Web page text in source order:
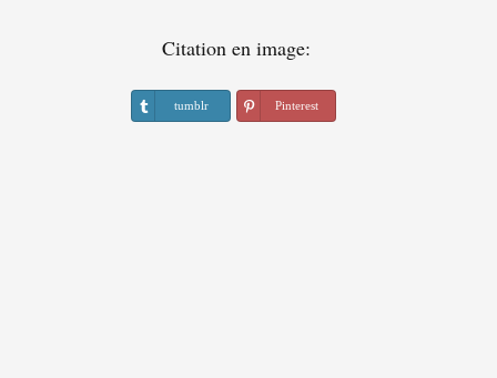
Citation en image:
tumblr Pinterest